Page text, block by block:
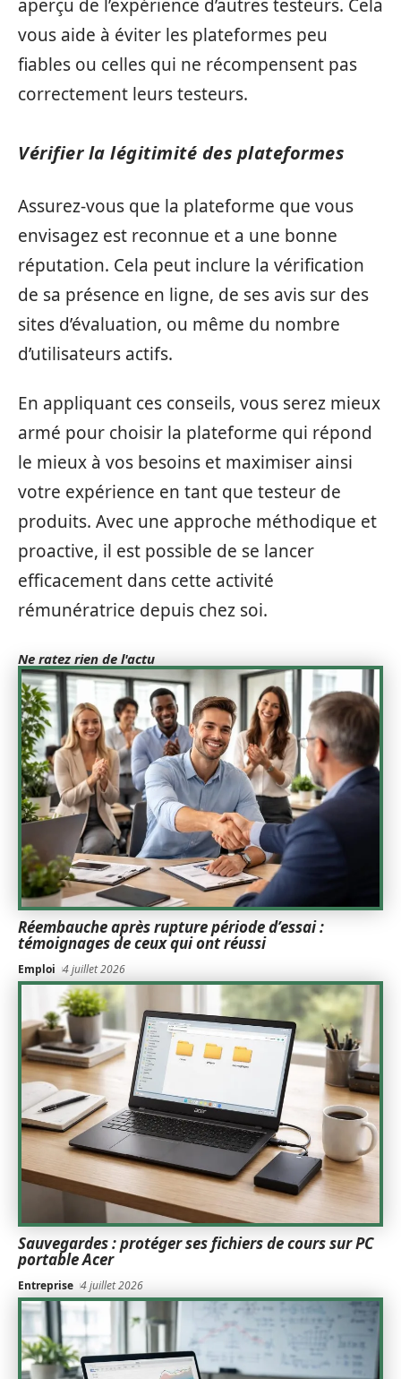
aperçu de l’expérience d’autres testeurs. Cela
vous aide à éviter les plateformes peu
fiables ou celles qui ne récompensent pas
correctement leurs testeurs.
Vérifier la légitimité des plateformes
Assurez-vous que la plateforme que vous
envisagez est reconnue et a une bonne
réputation. Cela peut inclure la vérification
de sa présence en ligne, de ses avis sur des
sites d’évaluation, ou même du nombre
d’utilisateurs actifs.
En appliquant ces conseils, vous serez mieux
armé pour choisir la plateforme qui répond
le mieux à vos besoins et maximiser ainsi
votre expérience en tant que testeur de
produits. Avec une approche méthodique et
proactive, il est possible de se lancer
efficacement dans cette activité
rémunératrice depuis chez soi.
Ne ratez rien de l'actu
Réembauche après rupture période d’essai :
témoignages de ceux qui ont réussi
Emploi 4 juillet 2026
Sauvegardes : protéger ses fichiers de cours sur PC
portable Acer
Entreprise 4 juillet 2026